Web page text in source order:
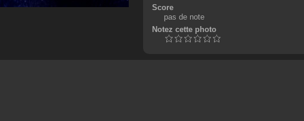
Score
pas de note
Notez cette photo